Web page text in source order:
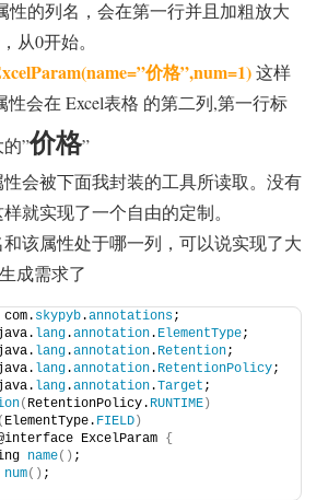
性的列名，会在第一行并且加粗放大
从0开始。
价格”,num=1)这样
性会在 Excel表格 的第二列,第一行标
”价格”
会被下面我封装的工具所读取。没有
就实现了一个自由的定制。
该属性处于哪一列，可以说实现了大
成需求了
skypyb.annotations;
lang.annotation. ElementType;
lang.annotation. Retention;
lang.annotation. RetentionPolicy;
lang.annotation.Target ;
( RetentionPolicy. RUNTIME )
( ElementType. FIELD )
ExcelParam {
name() ;
num() ;